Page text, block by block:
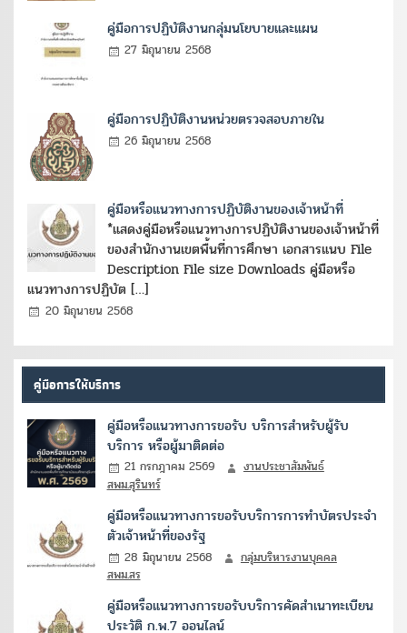
คู่มือการปฏิบัติงานกลุ่มนโยบายและแผน
27 มิถุนายน 2568
คู่มือการปฏิบัติงานหน่วยตรวจสอบภายใน
26 มิถุนายน 2568
คู่มือหรือแนวทางการปฏิบัติงานของเจ้าหน้าที่
*แสดงคู่มือหรือแนวทางการปฏิบัติงานของเจ้าหน้าที่
ของสำนักงานเขตพื้นที่การศึกษา เอกสารแนบ File
Description File size Downloads คู่มือหรือ
แนวทางการปฏิบัต […]
20 มิถุนายน 2568
คู่มือการให้บริการ
คู่มือหรือแนวทางการขอรับ บริการสำหรับผู้รับ
บริการ หรือผู้มาติดต่อ
21 กรกฎาคม 2569
งานประชาสัมพันธ์
สพม.สุรินทร์
คู่มือหรือแนวทางการขอรับบริการการทำบัตรประจำ
ตัวเจ้าหน้าที่ของรัฐ
28 มิถุนายน 2568
กลุ่มบริหารงานบุคคล
สพม.สร
คู่มือหรือแนวทางการขอรับบริการคัดสำเนาทะเบียน
ประวัติ ก.พ.7 ออนไลน์